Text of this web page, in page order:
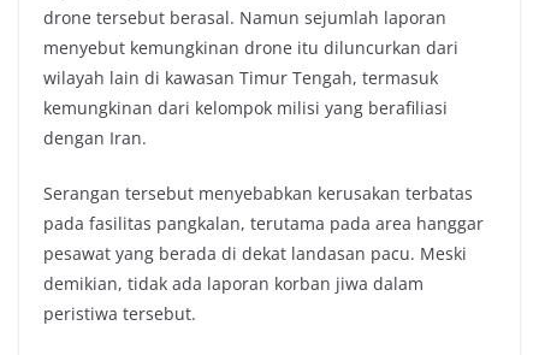
drone tersebut berasal. Namun sejumlah laporan
menyebut kemungkinan drone itu diluncurkan dari
wilayah lain di kawasan Timur Tengah, termasuk
kemungkinan dari kelompok milisi yang berafiliasi
dengan Iran.
Serangan tersebut menyebabkan kerusakan terbatas
pada fasilitas pangkalan, terutama pada area hanggar
pesawat yang berada di dekat landasan pacu. Meski
demikian, tidak ada laporan korban jiwa dalam
peristiwa tersebut.